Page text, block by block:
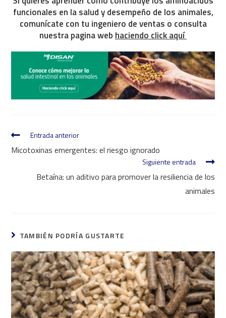
funcionales en la salud y desempeño de los animales,
comunícate con tu ingeniero de ventas o consulta
nuestra pagina web haciendo click aquí
Entrada anterior
Micotoxinas emergentes: el riesgo ignorado
Siguiente entrada
Betaína: un aditivo para promover la resiliencia de los
animales
TAMBIÉN PODRÍA GUSTARTE